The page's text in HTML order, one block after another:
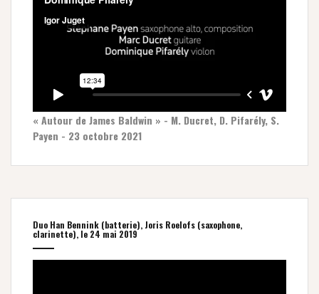
« Autour de James Baldwin » - M. Ducret, D. Pifarély, S.
Payen - 23 octobre 2021
Duo Han Bennink (batterie), Joris Roelofs (saxophone,
clarinette), le 24 mai 2019